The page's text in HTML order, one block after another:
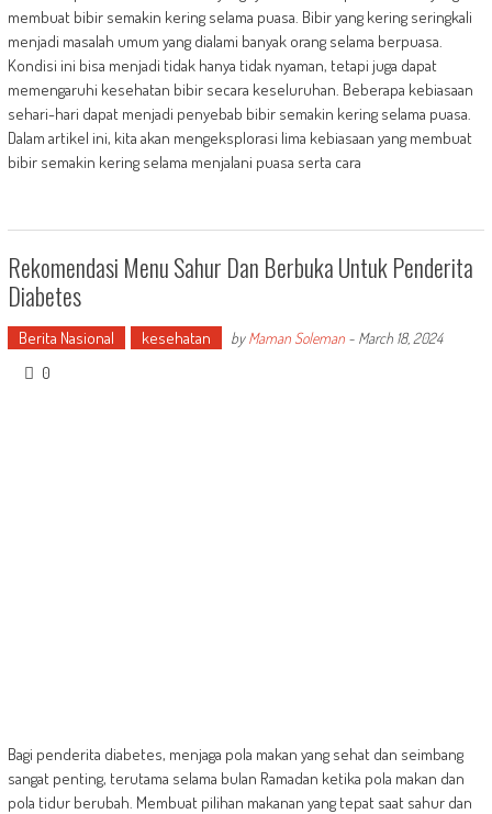
membuat bibir semakin kering selama puasa. Bibir yang kering seringkali
menjadi masalah umum yang dialami banyak orang selama berpuasa.
Kondisi ini bisa menjadi tidak hanya tidak nyaman, tetapi juga dapat
memengaruhi kesehatan bibir secara keseluruhan. Beberapa kebiasaan
sehari-hari dapat menjadi penyebab bibir semakin kering selama puasa.
Dalam artikel ini, kita akan mengeksplorasi lima kebiasaan yang membuat
bibir semakin kering selama menjalani puasa serta cara
Rekomendasi Menu Sahur Dan Berbuka Untuk Penderita
Diabetes
Berita Nasional kesehatan byMaman Soleman- March 18, 2024
0
Bagi penderita diabetes, menjaga pola makan yang sehat dan seimbang
sangat penting, terutama selama bulan Ramadan ketika pola makan dan
pola tidur berubah. Membuat pilihan makanan yang tepat saat sahur dan